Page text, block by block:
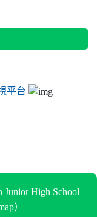
平台
High School
）